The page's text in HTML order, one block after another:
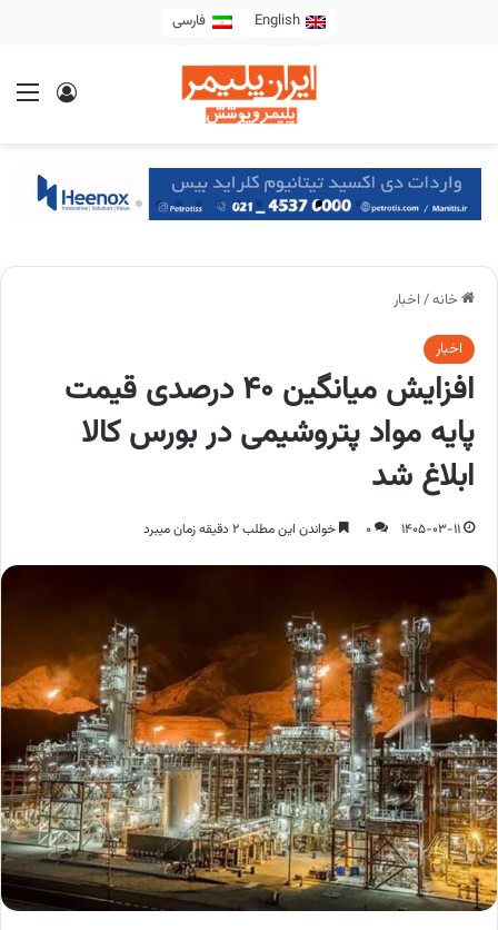
English فارسی
خانه/ اخبار
اخبار
افزایش میانگین 40 درصدی قیمت
پایه مواد پتروشیمی در بورس کالا
ابلاغ شد
1405-03-11
0 خواندن این مطلب 2 دقیقه زمان میبرد